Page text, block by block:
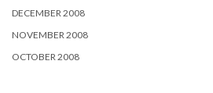
DECEMBER 2008
NOVEMBER 2008
OCTOBER 2008